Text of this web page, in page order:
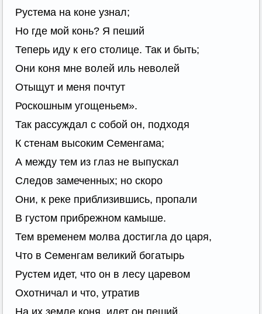
Рустема на коне узнал;
Но где мой конь? Я пеший
Теперь иду к его столице. Так и быть;
Они коня мне волей иль неволей
Отыщут и меня почтут
Роскошным угощеньем».
Так рассуждал с собой он, подходя
К стенам высоким Семенгама;
А между тем из глаз не выпускал
Следов замеченных; но скоро
Они, к реке приблизившись, пропали
В густом прибрежном камыше.
Тем временем молва достигла до царя,
Что в Семенгам великий богатырь
Рустем идет, что он в лесу царевом
Охотничал и что, утратив
На их земле коня, идет он пеший.